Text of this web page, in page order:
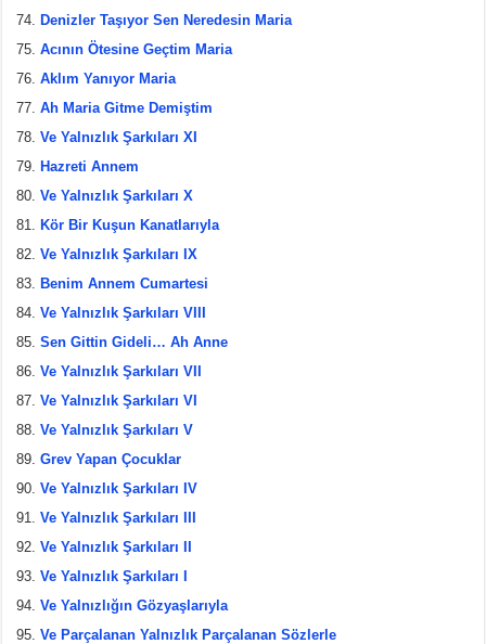
Denizler Taşıyor Sen Neredesin Maria
Acının Ötesine Geçtim Maria
Aklım Yanıyor Maria
Ah Maria Gitme Demiştim
Ve Yalnızlık Şarkıları XI
Hazreti Annem
Ve Yalnızlık Şarkıları X
Kör Bir Kuşun Kanatlarıyla
Ve Yalnızlık Şarkıları IX
Benim Annem Cumartesi
Ve Yalnızlık Şarkıları VIII
Sen Gittin Gideli… Ah Anne
Ve Yalnızlık Şarkıları VII
Ve Yalnızlık Şarkıları VI
Ve Yalnızlık Şarkıları V
Grev Yapan Çocuklar
Ve Yalnızlık Şarkıları IV
Ve Yalnızlık Şarkıları III
Ve Yalnızlık Şarkıları II
Ve Yalnızlık Şarkıları I
Ve Yalnızlığın Gözyaşlarıyla
Ve Parçalanan Yalnızlık Parçalanan Sözlerle